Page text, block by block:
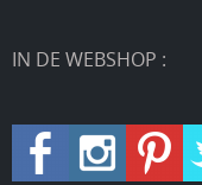
IN DE WEBSHOP :